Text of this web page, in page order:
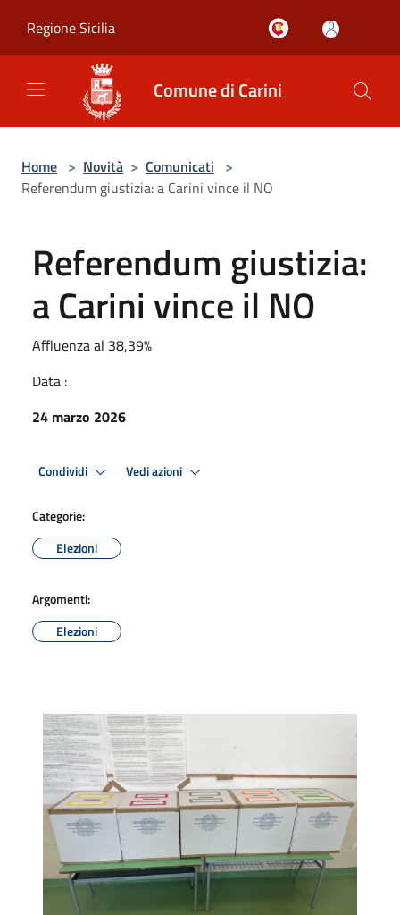
Regione Sicilia
Comune di Carini
Home > Novità > Comunicati >
Referendum giustizia: a Carini vince il NO
Referendum giustizia:
a Carini vince il NO
Affluenza al 38,39%
Data :
24 marzo 2026
Condividi Vedi azioni
Categorie:
Elezioni
Argomenti:
Elezioni